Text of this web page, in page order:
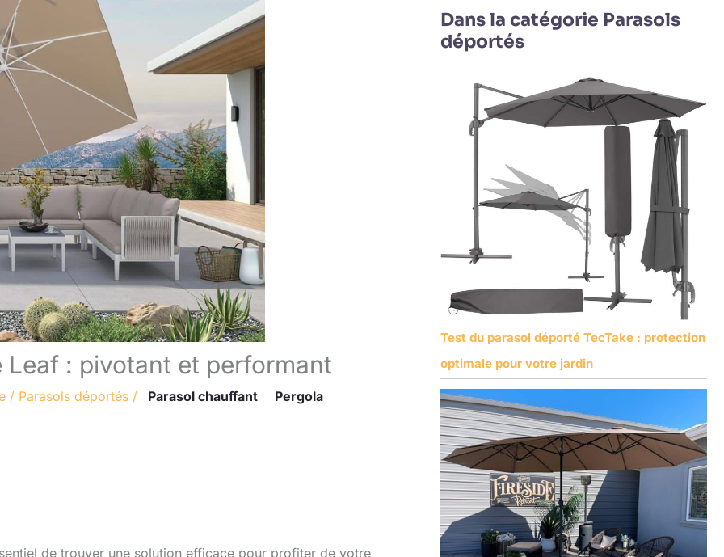
: pivotant et performant
/ Parasols déportés / Parasol chauffant Pergola
de trouver une solution efficace pour profiter de votre
Dans la catégorie Parasols
déportés
Test du parasol déporté TecTake : protection
optimale pour votre jardin